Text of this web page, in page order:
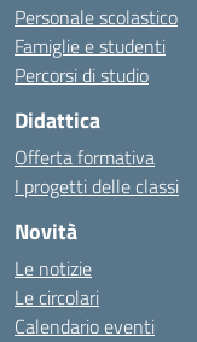
Personale scolastico
Famiglie e studenti
Percorsi di studio
Didattica
Offerta formativa
I progetti delle classi
Novità
Le notizie
Le circolari
Calendario eventi